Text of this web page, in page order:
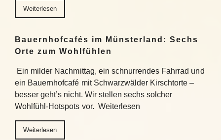
Weiterlesen
Bauernhofcafés im Münsterland: Sechs
Orte zum Wohlfühlen
Ein milder Nachmittag, ein schnurrendes Fahrrad und
ein Bauernhofcafé mit Schwarzwälder Kirschtorte –
besser geht’s nicht. Wir stellen sechs solcher
Wohlfühl-Hotspots vor. Weiterlesen
Weiterlesen